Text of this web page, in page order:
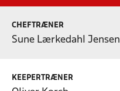
CHEFTRÆNER
Sune Lærkedahl Jensen
KEEPERTRÆNER